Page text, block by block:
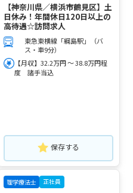
【神奈川県／横浜市鶴見区】土
日休み！年間休日120日以上の
高待遇☆訪問求人
東急東横線「綱島駅」（バ
ス・車9分）
【月収】32.2万円 ～ 38.8万円程
度 諸手当込
保存する
理学療法士 正社員